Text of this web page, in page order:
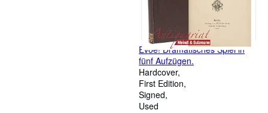
Evoe! Dramatisches Spiel in
fünf Aufzügen.
Hardcover
First Edition
Signed
Used